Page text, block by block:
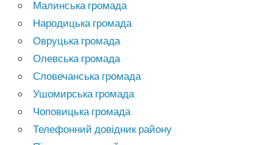
Малинська громада
Народицька громада
Овруцька громада
Олевська громада
Словечанська громада
Ушомирська громада
Чоповицька громада
Телефонний довідник району